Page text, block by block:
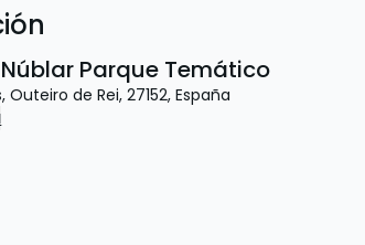
Parque Temático
, Outeiro de Rei, 27152, España